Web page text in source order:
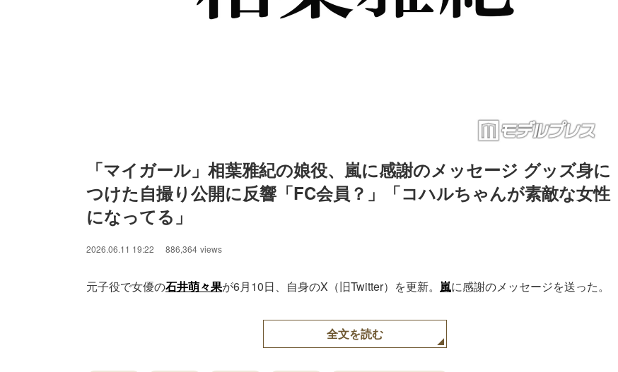
Unmute / Loaded
83.55%
「マイガール」相葉雅紀の娘役、嵐に感謝のメッセージ グッズ身に
つけた自撮り公開に反響「FC会員？」「コハルちゃんが素敵な女性
になってる」
2026.06.11 19:22 886,364 views
元子役で女優の石井萌々果が6月10日、自身のX（旧Twitter）を更新。 嵐に感謝のメッセージを送った。
全文を読む